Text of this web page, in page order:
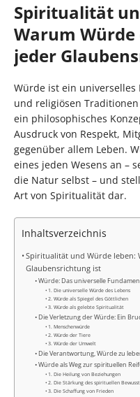
Spiritualität
Warum
jeder
Würde ist ein
und religiösen
ein philosophisches
Ausdruck von Respekt,
gegenüber allem Leben.
eines jeden Wesens an –
die Natur selbst – und
Art von Spiritualität dar.
Inhaltsverzeichnis
Spiritualität und Würde leben:
Glaubensrichtung ist
Würde: Das universelle
1. Die universelle Würde des Lebens
2. Würde als Spiegel des Göttlichen
3. Würde als gelebte Spiritualität
Die Verletzung der Würde: Ein
1. Menschenwürde
2. Würde der Tiere
3. Würde der Umwelt
Die Verantwortung, Würde zu
Würde als Weg zur spirituellen
1. Die Heilung von Beziehungen
2. Die Stärkung des spirituellen
3. Die Schaffung von Frieden